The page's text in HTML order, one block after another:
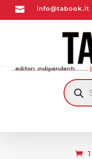
 info@tabook.it
RICERCA